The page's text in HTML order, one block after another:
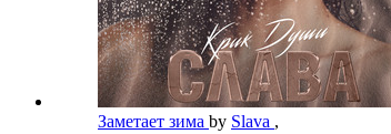
Заметает зима by Slava ,